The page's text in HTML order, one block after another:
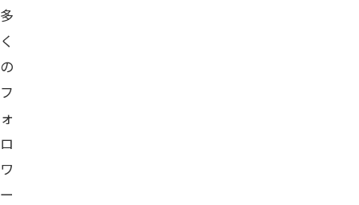
多
く
の
フ
ォ
ロ
ワ
ー